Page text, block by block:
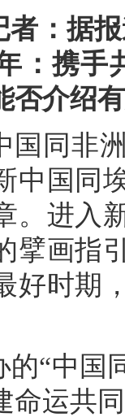
者：据
：携手
否介绍
国同非
中国同
。进入
擘画指
好时期
的“中国
命运共